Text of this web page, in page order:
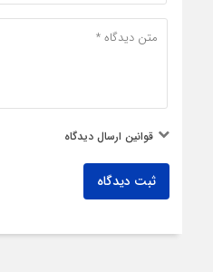
قوانین ارسال دیدگاه
ثبت دیدگاه